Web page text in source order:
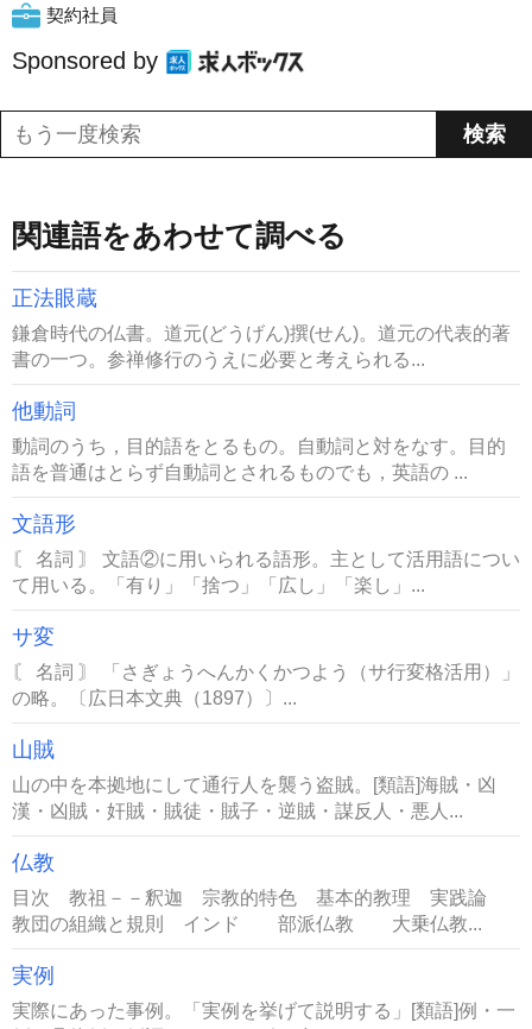
契約社員
Sponsored by
関連語をあわせて調べる
正法眼蔵
鎌倉時代の仏書。道元(どうげん)撰(せん)。道元の代表的著
書の一つ。参禅修行のうえに必要と考えられる...
他動詞
動詞のうち，目的語をとるもの。自動詞と対をなす。目的
語を普通はとらず自動詞とされるものでも，英語の ...
文語形
〘 名詞 〙 文語②に用いられる語形。主として活用語につい
て用いる。「有り」「捨つ」「広し」「楽し」...
サ変
〘 名詞 〙 「さぎょうへんかくかつよう（サ行変格活用）」
の略。〔広日本文典（1897）〕...
山賊
山の中を本拠地にして通行人を襲う盗賊。[類語]海賊・凶
漢・凶賊・奸賊・賊徒・賊子・逆賊・謀反人・悪人...
仏教
目次 教祖－－釈迦 宗教的特色 基本的教理 実践論
教団の組織と規則 インド 部派仏教 大乗仏教...
実例
実際にあった事例。「実例を挙げて説明する」[類語]例・一